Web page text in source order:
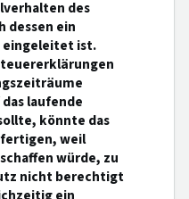
des
dessen ein
ist.
laufende
könnte das
weil
würde, zu
nicht berechtigt